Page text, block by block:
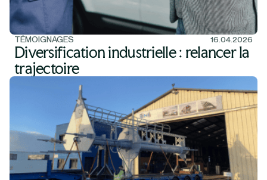
TÉMOIGNAGES 16.04.2026
Diversification industrielle : relancer la
trajectoire